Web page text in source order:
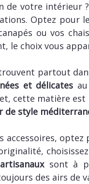
de votre intérieur
Optez pour le
ou vos
le choix vous
partout
et délicates
cette matière
de style
accessoires,
sont à
des airs de